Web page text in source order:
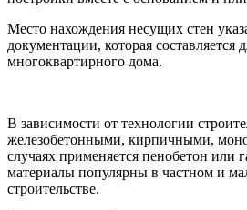
Место нахождения несущих стен
документации, которая составляется
многоквартирного дома.
В зависимости от технологии
железобетонными, кирпичными,
случаях применяется пенобетон или
материалы популярны в частном и
строительстве.